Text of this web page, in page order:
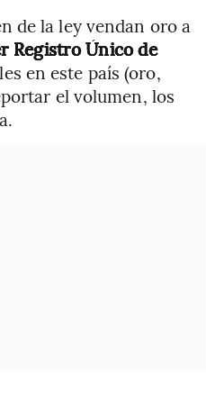
de la ley vendan oro a
Registro Único de
en este país (oro,
el volumen, los